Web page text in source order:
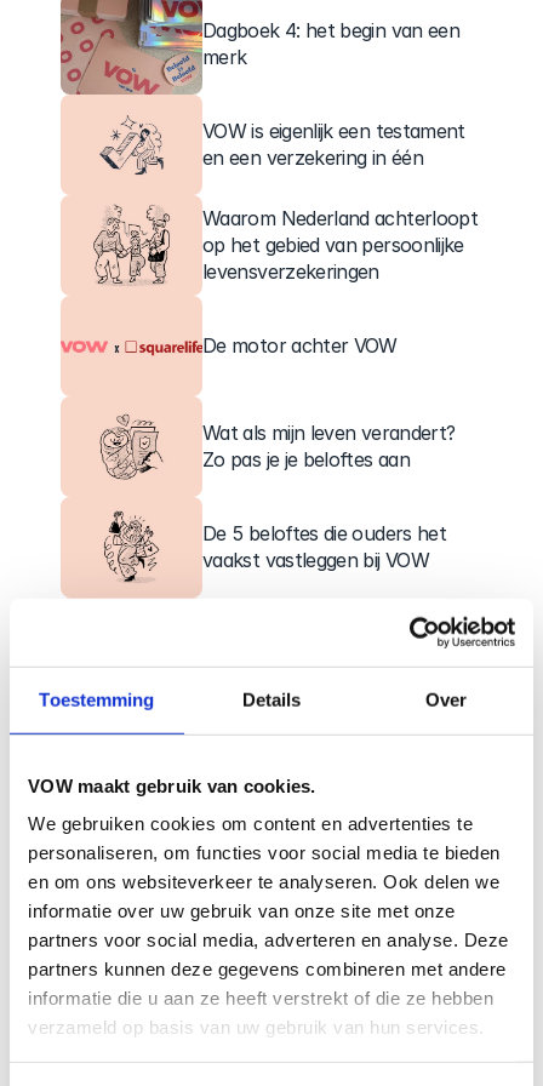
Toestemming Details Over
VOW maakt gebruik van cookies.
We gebruiken cookies om content en advertenties te
personaliseren, om functies voor social media te bieden
en om ons websiteverkeer te analyseren. Ook delen we
informatie over uw gebruik van onze site met onze
partners voor social media, adverteren en analyse. Deze
partners kunnen deze gegevens combineren met andere
informatie die u aan ze heeft verstrekt of die ze hebben
verzameld op basis van uw gebruik van hun services.
Dagboek 4: het begin van een
merk
VOW is eigenlijk een testament
en een verzekering in één
Waarom Nederland achterloopt
op het gebied van persoonlijke
levensverzekeringen
De motor achter VOW
Wat als mijn leven verandert?
Zo pas je je beloftes aan
De 5 beloftes die ouders het
vaakst vastleggen bij VOW
7 redenen waarom mensen een
belofte verzekering uitstellen
Belofte verzekering als zzp'er:
Mijn belofte verzekering loopt
af na 10 jaar. Wat nu?
Hoe jonger, hoe goedkoper: de
wiskunde achter vroeg
verzekeren
In 5 minuten geregeld: zo sluit je
een belofte verzekering af